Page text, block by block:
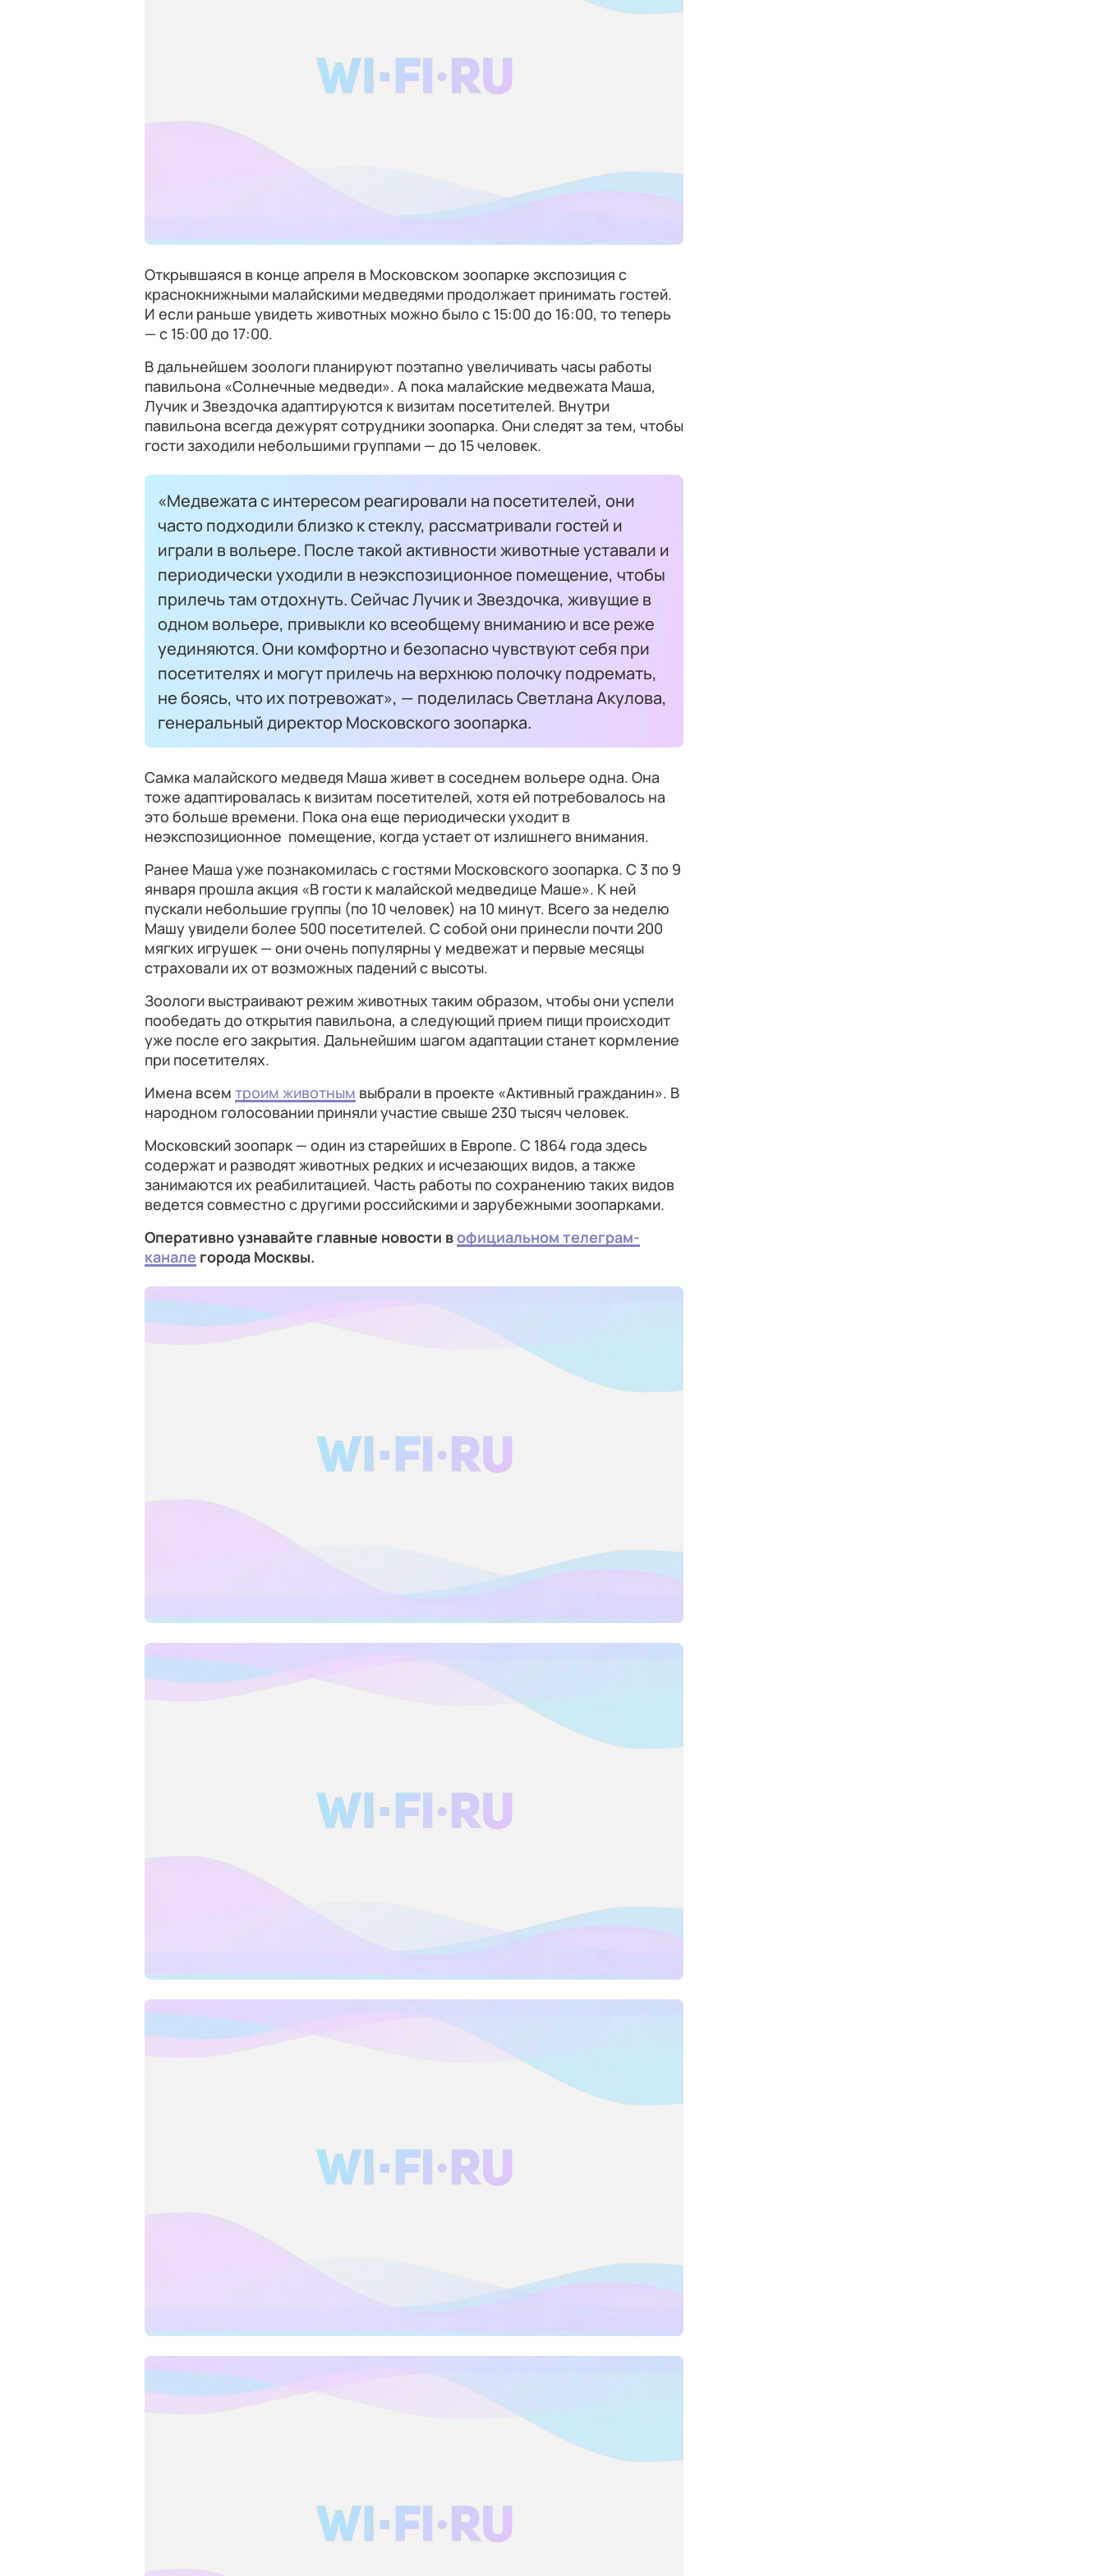
Открывшаяся в конце апреля в Московском зоопарке экспозиция с
краснокнижными малайскими медведями продолжает принимать гостей.
И если раньше увидеть животных можно было с 15:00 до 16:00, то теперь
— с 15:00 до 17:00.
В дальнейшем зоологи планируют поэтапно увеличивать часы работы
павильона «Солнечные медведи». А пока малайские медвежата Маша,
Лучик и Звездочка адаптируются к визитам посетителей. Внутри
павильона всегда дежурят сотрудники зоопарка. Они следят за тем, чтобы
гости заходили небольшими группами — до 15 человек.
«Медвежата с интересом реагировали на посетителей, они
часто подходили близко к стеклу, рассматривали гостей и
играли в вольере. После такой активности животные уставали и
периодически уходили в неэкспозиционное помещение, чтобы
прилечь там отдохнуть. Сейчас Лучик и Звездочка, живущие в
одном вольере, привыкли ко всеобщему вниманию и все реже
уединяются. Они комфортно и безопасно чувствуют себя при
посетителях и могут прилечь на верхнюю полочку подремать,
не боясь, что их потревожат», — поделилась Светлана Акулова,
генеральный директор Московского зоопарка.
Самка малайского медведя Маша живет в соседнем вольере одна. Она
тоже адаптировалась к визитам посетителей, хотя ей потребовалось на
это больше времени. Пока она еще периодически уходит в
неэкспозиционное помещение, когда устает от излишнего внимания.
Ранее Маша уже познакомилась с гостями Московского зоопарка. С 3 по 9
января прошла акция «В гости к малайской медведице Маше». К ней
пускали небольшие группы (по 10 человек) на 10 минут. Всего за неделю
Машу увидели более 500 посетителей. С собой они принесли почти 200
мягких игрушек — они очень популярны у медвежат и первые месяцы
страховали их от возможных падений с высоты.
Зоологи выстраивают режим животных таким образом, чтобы они успели
пообедать до открытия павильона, а следующий прием пищи происходит
уже после его закрытия. Дальнейшим шагом адаптации станет кормление
при посетителях.
Имена всем троим животным выбрали в проекте «Активный гражданин». В
народном голосовании приняли участие свыше 230 тысяч человек.
Московский зоопарк — один из старейших в Европе. С 1864 года здесь
содержат и разводят животных редких и исчезающих видов, а также
занимаются их реабилитацией. Часть работы по сохранению таких видов
ведется совместно с другими российскими и зарубежными зоопарками.
Оперативно узнавайте главные новости вофициальном телеграм-
канале города Москвы.